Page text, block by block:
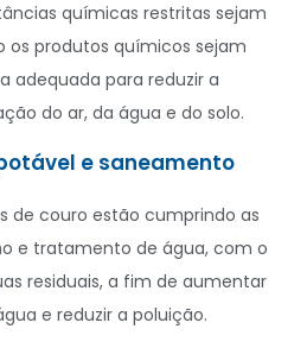
químicas restritas sejam
os produtos químicos sejam
adequada para reduzir a
do ar, da água e do solo.
e saneamento
de couro estão cumprindo as
e tratamento de água, com o
residuais, a fim de aumentar
e reduzir a poluição.